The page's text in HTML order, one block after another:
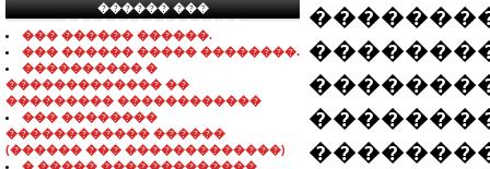
������ ���
���������������
��� ������ ������.
��� ������ ����� ��������.
���������� �
������������� ��
��������� ������������
��� ��������
������������ ������
(������ ��� �������������)
� ����� �������������